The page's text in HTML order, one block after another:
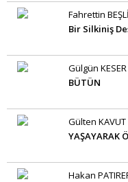
Fahrettin BEŞLİ
Bir Silkiniş
Gülgün KESER
BÜTÜN
Gülten KAVUT
YAŞAYARAK
Hakan